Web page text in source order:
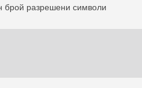
брой разрешени символи